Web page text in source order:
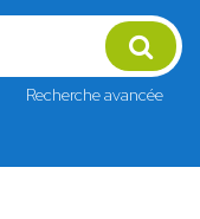
Recherche avancée